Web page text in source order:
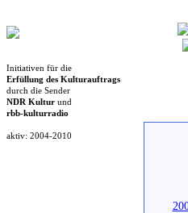
Initiativen für die
Erfüllung des Kulturauftrags
durch die Sender
NDR Kultur und
rbb-kulturradio
aktiv: 2004-2010